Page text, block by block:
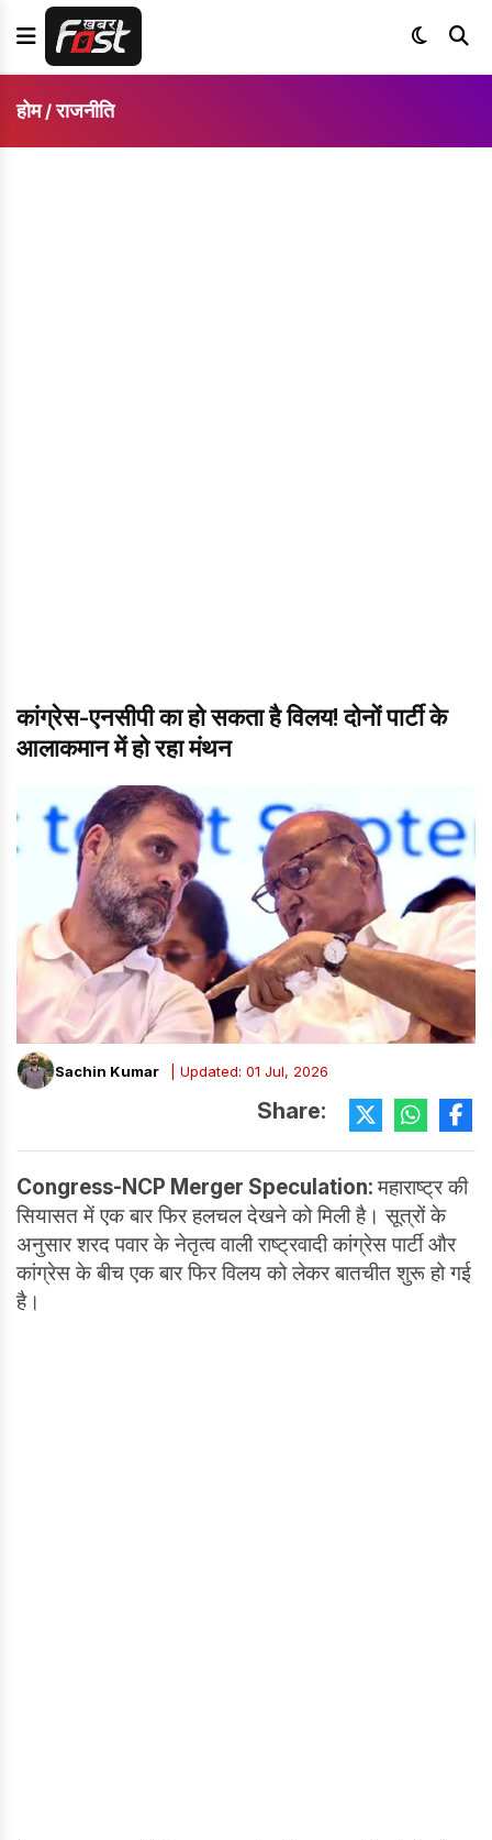
होम/ राजनीति
कांग्रेस-एनसीपी का हो सकता है विलय! दोनों पार्टी के
आलाकमान में हो रहा मंथन
Sachin Kumar | Updated: 01 Jul, 2026
Share:
Congress-NCP Merger Speculation:महाराष्ट्र की
सियासत में एक बार फिर हलचल देखने को मिली है। सूत्रों के
अनुसार शरद पवार के नेतृत्व वाली राष्ट्रवादी कांग्रेस पार्टी और
कांग्रेस के बीच एक बार फिर विलय को लेकर बातचीत शुरू हो गई
है।